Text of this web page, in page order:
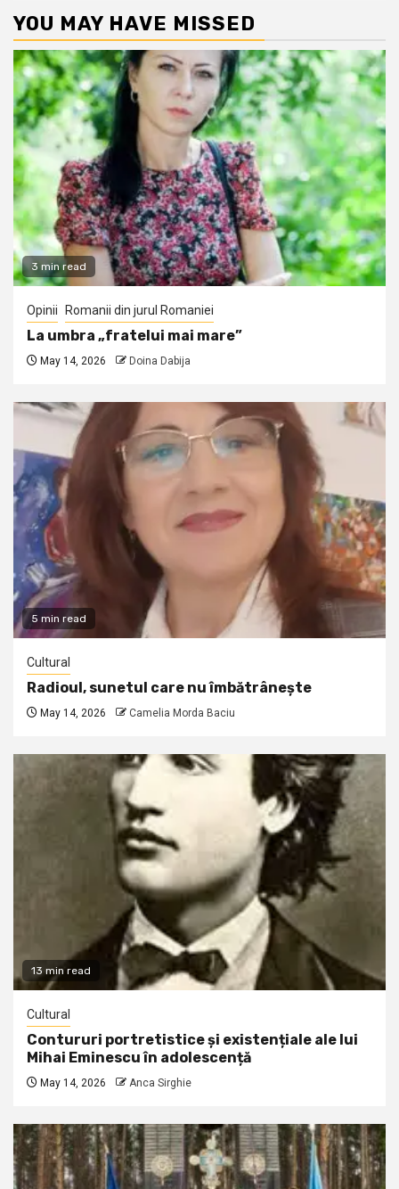
YOU MAY HAVE MISSED
3 min read
Opinii Romanii din jurul Romaniei
La umbra „fratelui mai mare”
May 14, 2026 Doina Dabija
5 min read
Cultural
Radioul, sunetul care nu îmbătrânește
May 14, 2026 Camelia Morda Baciu
13 min read
Cultural
Contururi portretistice și existențiale ale lui
Mihai Eminescu în adolescență
May 14, 2026 Anca Sirghie